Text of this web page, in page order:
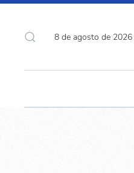
8 de agosto de 2026